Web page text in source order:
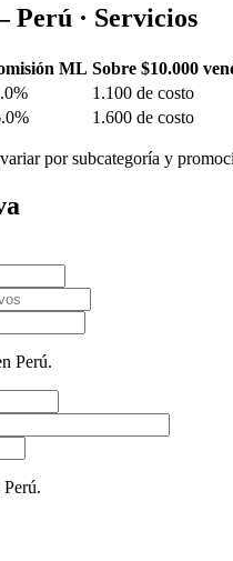
Perú · Servicios
ML Sobre $10.000
1.100 de costo
1.600 de costo
por subcategoría y
Perú.